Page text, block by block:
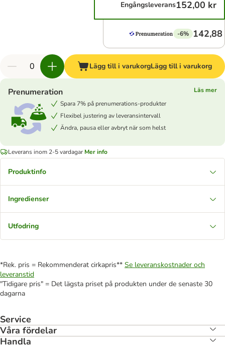
Engångsleverans152,00 kr
-6% 142,88
Lägg till i varukorgLägg till i varukorg
Prenumeration
Läs mer
Spara 7% på prenumerations-produkter
Flexibel justering av leveransintervall
Ändra, pausa eller avbryt när som helst
Leverans inom 2-5 vardagar Mer info
Produktinfo
Ingredienser
Utfodring
*Rek. pris = Rekommenderat cirkapris** Se leveranskostnader och
leveranstid
"Tidigare pris" = Det lägsta priset på produkten under de senaste 30
dagarna
Service
Våra fördelar
Handla